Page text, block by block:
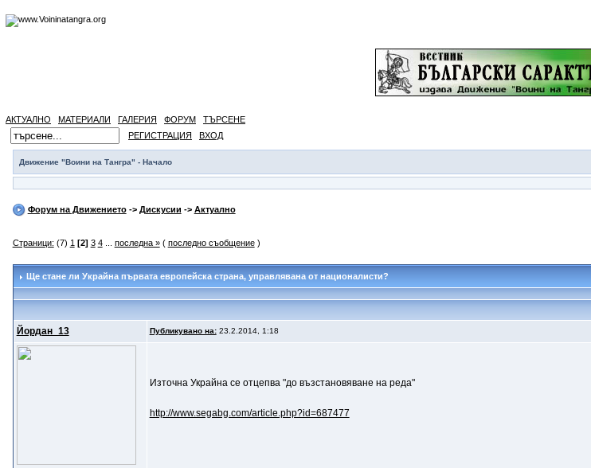
АКТУАЛНО МАТЕРИАЛИ ГАЛЕРИЯ ФОРУМ
ТЪРСЕНЕ
РЕГИСТРАЦИЯ
ВХОД
Движение "Воини на Тангра" - Начало
Форум на Движението-> Дискусии -> Актуално
Страници: (7) 1 [2] 3 4... последна »( последно съобщение)
Ще стане ли Украйна първата европейска страна, управлявана от националисти?
Йордан_13 Публикувано на:23.2.2014, 1:18
Източна Украйна се отцепва "до възстановяване на реда"
http://www.segabg.com/article.php?id=687477